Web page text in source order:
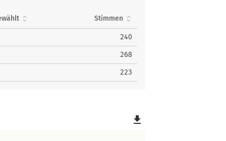
Stimmen
240
268
223
file_download